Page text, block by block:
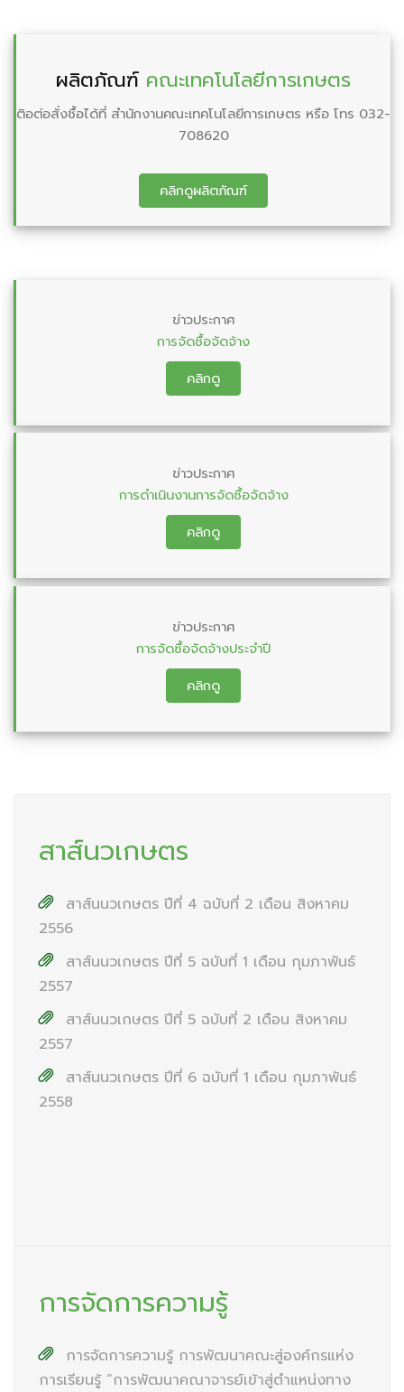
ผลิตภัณฑ์ คณะเทคโนโลยีการเกษตร
ติอต่อสั่งชื้อได้ที่ สำนักงานคณะเทคโนโลยีการเกษตร หรือ โทร 032-
708620
คลิกดูผลิตภัณฑ์
ข่าวประกาศ
การจัดซื้อจัดจ้าง
คลิกดู
ข่าวประกาศ
การดำเนินงานการจัดซื้อจัดจ้าง
คลิกดู
ข่าวประกาศ
การจัดซื้อจัดจ้างประจำปี
คลิกดู
สาส์นวเกษตร
สาส์นนวเกษตร ปีที่ 4 ฉบับที่ 2 เดือน สิงหาคม
2556
สาส์นนวเกษตร ปีที่ 5 ฉบับที่ 1 เดือน กุมภาพันธ์
2557
สาส์นนวเกษตร ปีที่ 5 ฉบับที่ 2 เดือน สิงหาคม
2557
สาส์นนวเกษตร ปีที่ 6 ฉบับที่ 1 เดือน กุมภาพันธ์
2558
การจัดการความรู้
การจัดการความรู้ การพัฒนาคณะสู่องค์กรแห่ง
การเรียนรู้ “การพัฒนาคณาจารย์เข้าสู่ตำแหน่งทาง